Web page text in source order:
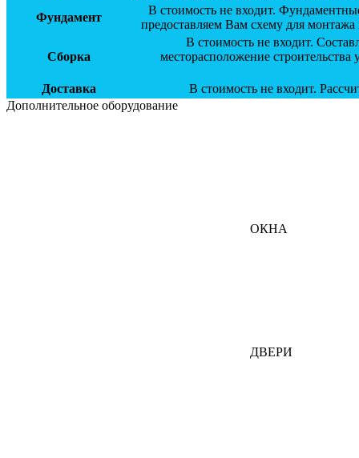
Фундамент
В стоимость не входит.
предоставляем Вам схему для
Сборка
В стоимость не входит.
месторасположение
Доставка
В стоимость не входит.
Дополнительное оборудование
ОКНА
ДВЕРИ